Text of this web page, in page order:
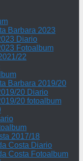
Barbara 2023
Diario
Fotoalbum
22
Barbara 2019/20
20 Diario
20 fotoalbum
2017/18
Costa Diario
Costa Fotoalbum